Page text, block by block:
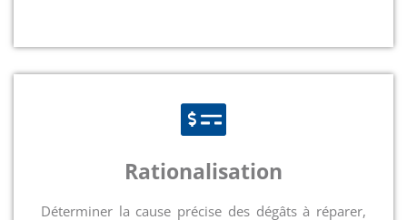
Rationalisation
Déterminer la cause précise des dégâts à réparer,